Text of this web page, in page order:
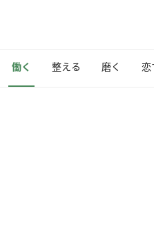
働く 整える 磨く 恋